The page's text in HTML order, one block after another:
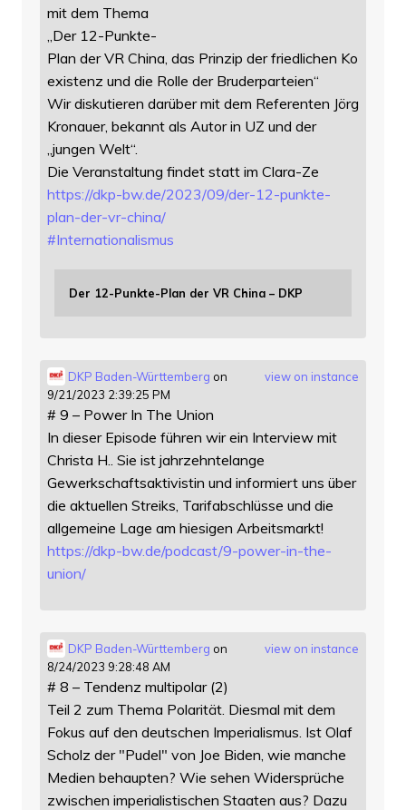
mit dem Thema
„Der 12-Punkte-
Plan der VR China, das Prinzip der friedlichen Ko
existenz und die Rolle der Bruderparteien“
Wir diskutieren darüber mit dem Referenten Jörg
Kronauer, bekannt als Autor in UZ und der
„jungen Welt“.
Die Veranstaltung findet statt im Clara-Ze
https://dkp-bw.de/2023/09/der-12-punkte-
plan-der-vr-china/
#Internationalismus
Der 12-Punkte-Plan der VR China – DKP
view on instance
DKP Baden-Württemberg on
9/21/2023 2:39:25 PM
# 9 – Power In The Union
In dieser Episode führen wir ein Interview mit
Christa H.. Sie ist jahrzehntelange
Gewerkschaftsaktivistin und informiert uns über
die aktuellen Streiks, Tarifabschlüsse und die
allgemeine Lage am hiesigen Arbeitsmarkt!
https://dkp-bw.de/podcast/9-power-in-the-
union/
view on instance
DKP Baden-Württemberg on
8/24/2023 9:28:48 AM
# 8 – Tendenz multipolar (2)
Teil 2 zum Thema Polarität. Diesmal mit dem
Fokus auf den deutschen Imperialismus. Ist Olaf
Scholz der "Pudel" von Joe Biden, wie manche
Medien behaupten? Wie sehen Widersprüche
zwischen imperialistischen Staaten aus? Dazu